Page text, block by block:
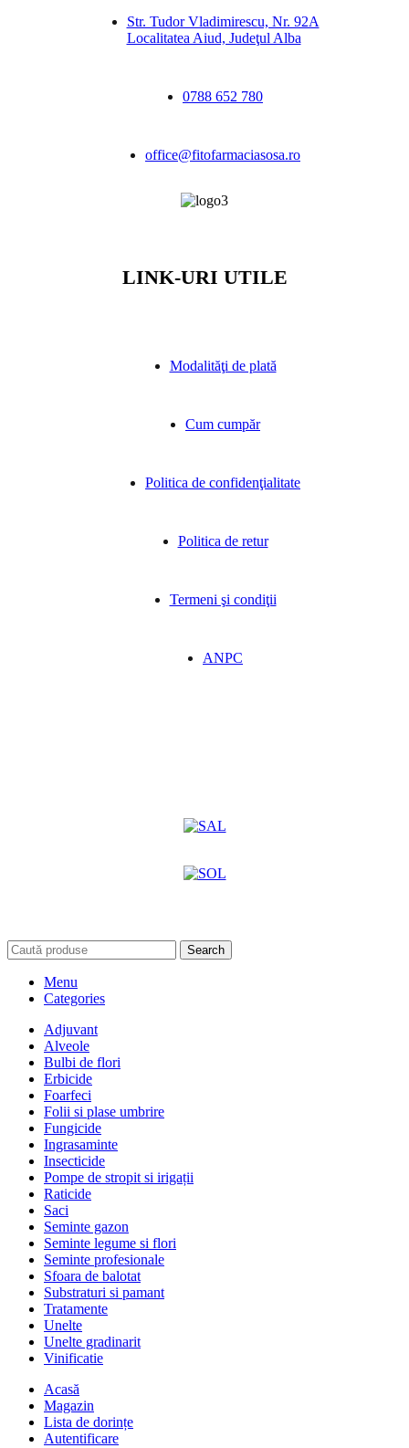
Str. Tudor Vladimirescu, Nr. 92A
Localitatea Aiud, Judeţul Alba
0788 652 780
office@fitofarmaciasosa.ro
LINK-URI UTILE
Modalităţi de plată
Cum cumpăr
Politica de confidenţialitate
Politica de retur
Termeni şi condiţii
ANPC
Search
Menu
Categories
Adjuvant
Alveole
Bulbi de flori
Erbicide
Foarfeci
Folii si plase umbrire
Fungicide
Ingrasaminte
Insecticide
Pompe de stropit si irigații
Raticide
Saci
Seminte gazon
Seminte legume si flori
Seminte profesionale
Sfoara de balotat
Substraturi si pamant
Tratamente
Unelte
Unelte gradinarit
Vinificatie
Acasă
Magazin
Lista de dorințe
Autentificare